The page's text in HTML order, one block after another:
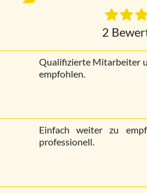
2
Qualifizierte Mitarbeiter
empfohlen.
Einfach weiter zu
professionell.